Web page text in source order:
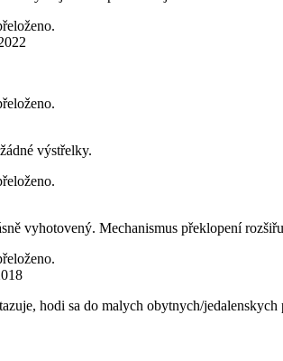
výstřelky.
vyhotovený. Mechanismus překlopení
hodi sa do malych obytnych/